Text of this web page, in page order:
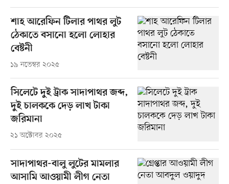
শাহ আরেফিন টিলার পাথর লুট
ঠেকাতে বসানো হলো লোহার
বেষ্টনী
১৯ নভেম্বর ২০২৫
সিলেটে দুই ট্রাক সাদাপাথর জব্দ,
দুই চালককে দেড় লাখ টাকা
জরিমানা
২১ অক্টোবর ২০২৫
সাদাপাথর-বালু লুটের মামলার
আসামি আওয়ামী লীগ নেতা